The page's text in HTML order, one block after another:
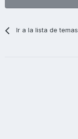
Ir a la lista de temas